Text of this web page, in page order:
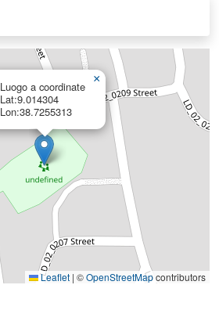
Luogo a coordinate
Lat:9.014304
Lon:38.7255313
×
Leaflet | ©OpenStreetMapcontributors